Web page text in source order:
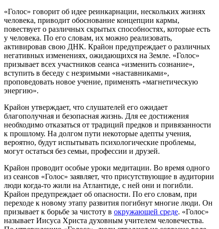
«Голос» говорит об идее реинкарнации, нескольких жизнях
человека, приводит обоснование концепции кармы,
повествует о различных скрытых способностях, которые есть
у человека. По его словам, их можно реализовать,
активировав свою ДНК. Крайон предупреждает о различных
негативных изменениях, ожидающихся на Земле. «Голос»
призывает всех участников сеанса «изменить сознание»,
вступить в беседу с незримыми «наставниками»,
проповедовать новое учение, применять «магнетическую
энергию».
Крайон утверждает, что слушателей его ожидает
благополучная и безопасная жизнь. Для ее достижения
необходимо отказаться от традиций предков и привязанности
к прошлому. На долгом пути некоторые адепты учения,
вероятно, будут испытывать психологические проблемы,
могут остаться без семьи, профессии и друзей.
Крайон проводит особые уроки медитации. Во время одного
из сеансов «Голос» заявляет, что присутствующие в аудитории
люди когда-то жили на Атлантиде, с ней они и погибли.
Крайон предупреждает об опасности. По его словам, при
переходе к новому этапу развития погибнут многие люди. Он
призывает к борьбе за чистоту в окружающей среде. «Голос»
называет Иисуса Христа духовным учителем человечества.